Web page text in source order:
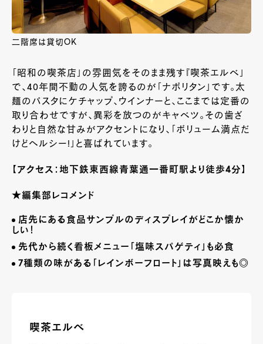
二階席は貸切OK
「昭和の喫茶店」の雰囲気をそのまま残す『喫茶エルベ」
で、40年間不動の人気を誇るのが「ナポリタン」です。太
麺のパスタにケチャップ、ウインナーと、ここまでは定番の
取り合わせですが、異彩を放つのがキャベツ。その歯ざ
わりと自然な甘みがアクセントになり、「ボリューム満点だ
けどヘルシー!」と喜ばれています。
【アクセス：地下鉄東西線青葉通一番町駅より徒歩4分】
★編集部 レコメンド
店先にある食品サンプルのディスプレイがどこか懐か
しい！
先代から続く看板メニュー「塩味スパゲティ」も必食
7種類の味がある「レインボーフロート」は写真映えも◎
喫茶エルベ